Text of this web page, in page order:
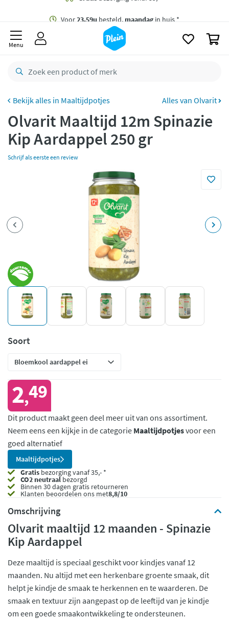
besteld,maandag
retourneren
CO2 neutraal
Betaal met Klarna
Menu
Maaltijdpotjes Alles van Olvarit
Olvarit Maaltijd 12m Spinazie
Kip Aardappel 250 gr
Schrijf als eerste een review
Soort
2,49
Dit product maakt geen deel meer uit van ons assortiment.
Neem eens een kijkje in de categorie Maaltijdpotjesvoor een
goed alternatief
Maaltijdpotjes
Gratis bezorging vanaf 35,- *
CO2 neutraalbezorgd
Binnen 30 dagen gratis retourneren
Klanten beoordelen ons met8,8/10
Omschrijving
Olvarit maaltijd 12 maanden - Spinazie
Kip Aardappel
Deze maaltijd is speciaal geschikt voor kindjes vanaf 12
maanden. Nu altijd met een herkenbare groente smaak, dit
helpt je kindje de smaak te herkennen en te waarderen. De
smaak en textuur zijn aangepast op de leeftijd van je kindje
om een goede smaakontwikkeling te ondersteunen.